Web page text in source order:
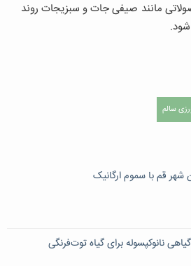
مانند صیفی جات و سبزیجات روند
سالم
قم با سموم ارگانیک
نانوکپسوله برای گیاه توت‌فرنگی